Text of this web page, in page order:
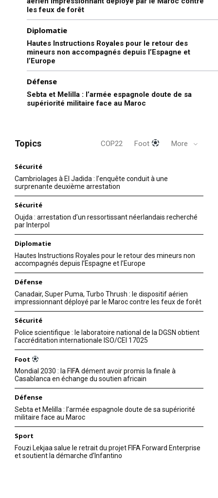
les feux de forêt
Diplomatie
Hautes Instructions Royales pour le retour des
mineurs non accompagnés depuis l’Espagne et
l’Europe
Défense
Sebta et Melilla : l’armée espagnole doute de sa
supériorité militaire face au Maroc
Topics COP22 Foot More
Sécurité
Cambriolages à El Jadida : l’enquête conduit à une
surprenante deuxième arrestation
Sécurité
Oujda : arrestation d’un ressortissant néerlandais recherché
par Interpol
Diplomatie
Hautes Instructions Royales pour le retour des mineurs non
accompagnés depuis l’Espagne et l’Europe
Défense
Canadair, Super Puma, Turbo Thrush : le dispositif aérien
impressionnant déployé par le Maroc contre les feux de forêt
Sécurité
Police scientifique : le laboratoire national de la DGSN obtient
l’accréditation internationale ISO/CEI 17025
Foot
Mondial 2030 : la FIFA dément avoir promis la finale à
Casablanca en échange du soutien africain
Défense
Sebta et Melilla : l’armée espagnole doute de sa supériorité
militaire face au Maroc
Sport
Fouzi Lekjaa salue le retrait du projet FIFA Forward Enterprise
et soutient la démarche d’Infantino